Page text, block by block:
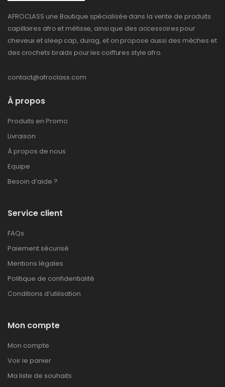
AFROCLASS une Boutique spécialisée dans la vente de produits
capillaires afro et métisse, ainsi que des accessoires pour
cheveux et sleep cap, durag, et on propose aussi des mèches et
des crochets braids pour les coiffures style afro.
contact@afroclass.com
À propos
Produits en Promo
Livraison
À propos de nous
Equipe
Besoin d’aide ?
Service client
FAQs
Paiement sécurisé
Mentions légales
Politique de confidentialité
Conditions d’utilisation
Mon compte
Mon compte
Voir le panier
Ma liste de souhaits